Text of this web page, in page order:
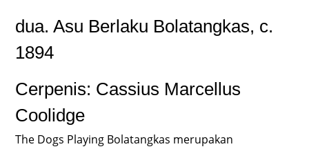
dua. Asu Berlaku Bolatangkas, c.
1894
Cerpenis: Cassius Marcellus
Coolidge
The Dogs Playing Bolatangkas merupakan